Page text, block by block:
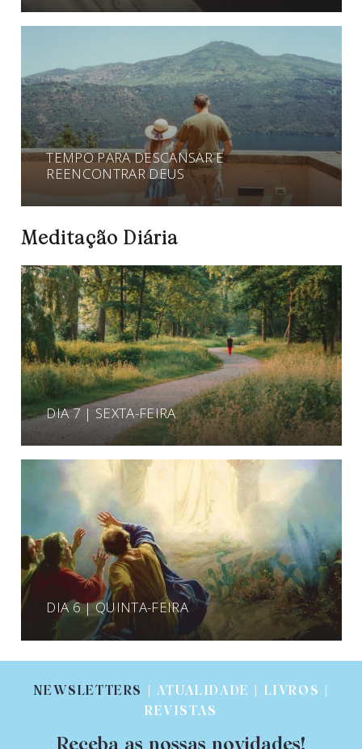
TEMPO PARA DESCANSAR E
REENCONTRAR DEUS
Meditação Diária
DIA 7 | SEXTA-FEIRA
DIA 6 | QUINTA-FEIRA
NEWSLETTERS
| ATUALIDADE | LIVROS |
REVISTAS
Receba as nossas novidades!